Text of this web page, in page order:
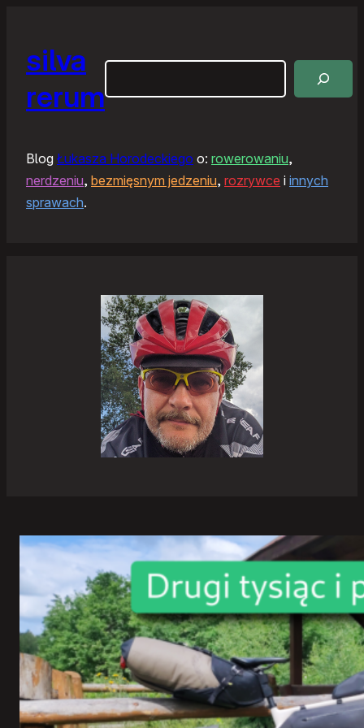
silva
rerum
Blog Łukasza Horodeckiego o: rowerowaniu,
nerdzeniu, bezmięsnym jedzeniu, rozrywce i innych
sprawach.